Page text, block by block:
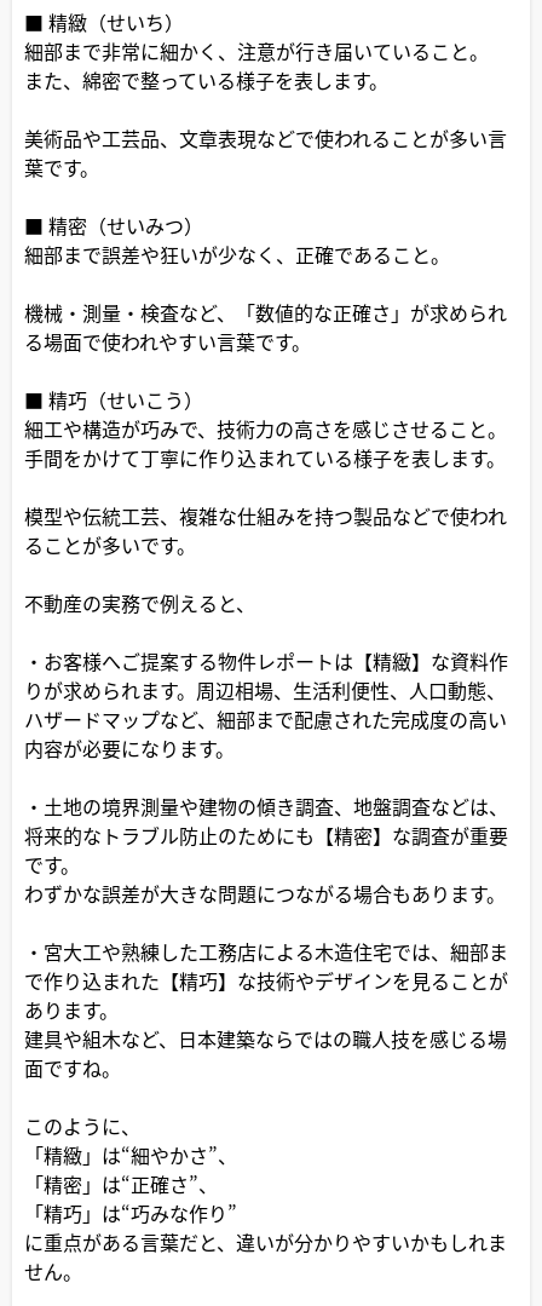
■ 精緻（せいち）
細部まで非常に細かく、注意が行き届いていること。
また、綿密で整っている様子を表します。
美術品や工芸品、文章表現などで使われることが多い言
葉です。
■ 精密（せいみつ）
細部まで誤差や狂いが少なく、正確であること。
機械・測量・検査など、「数値的な正確さ」が求められ
る場面で使われやすい言葉です。
■ 精巧（せいこう）
細工や構造が巧みで、技術力の高さを感じさせること。
手間をかけて丁寧に作り込まれている様子を表します。
模型や伝統工芸、複雑な仕組みを持つ製品などで使われ
ることが多いです。
不動産の実務で例えると、
・お客様へご提案する物件レポートは【精緻】な資料作
りが求められます。周辺相場、生活利便性、人口動態、
ハザードマップなど、細部まで配慮された完成度の高い
内容が必要になります。
・土地の境界測量や建物の傾き調査、地盤調査などは、
将来的なトラブル防止のためにも【精密】な調査が重要
です。
わずかな誤差が大きな問題につながる場合もあります。
・宮大工や熟練した工務店による木造住宅では、細部ま
で作り込まれた【精巧】な技術やデザインを見ることが
あります。
建具や組木など、日本建築ならではの職人技を感じる場
面ですね。
このように、
「精緻」は“細やかさ”、
「精密」は“正確さ”、
「精巧」は“巧みな作り”
に重点がある言葉だと、違いが分かりやすいかもしれま
せん。